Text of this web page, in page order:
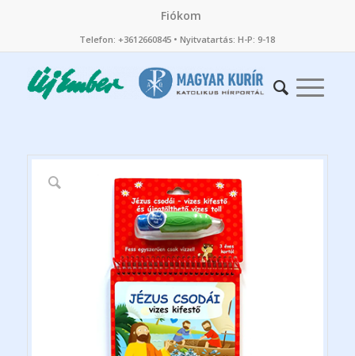
Fiókom
Telefon: +3612660845 • Nyitvatartás: H-P: 9-18